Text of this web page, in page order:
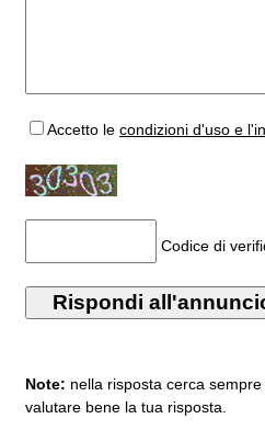
Accetto le condizioni d'uso e
Codice di
Note: nella risposta cerca
valutare bene la tua risposta.